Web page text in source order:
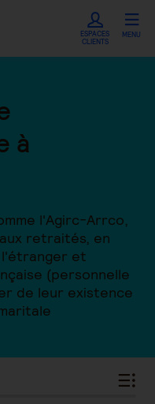
ESPACES
CLIENTS
MENU
à
l'Agirc-Arrco,
retraités, en
et
(personnelle
de leur existence